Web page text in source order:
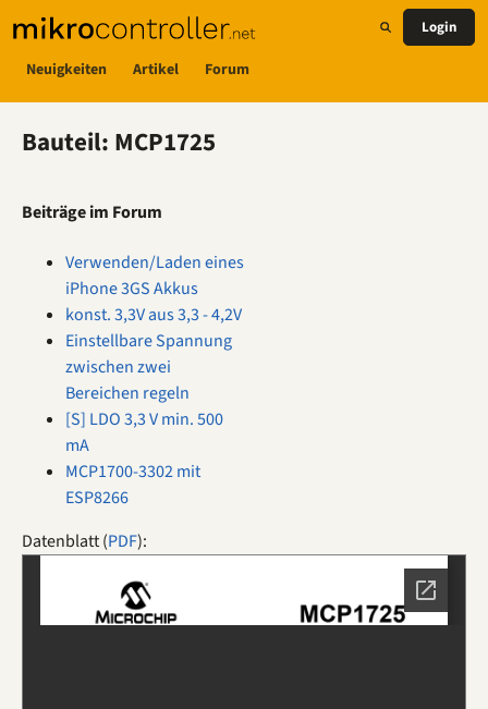
Neuigkeiten Artikel Forum
Login
Bauteil: MCP1725
Beiträge im Forum
Verwenden/Laden eines
iPhone 3GS Akkus
konst. 3,3V aus 3,3 - 4,2V
Einstellbare Spannung
zwischen zwei
Bereichen regeln
[S] LDO 3,3 V min. 500
mA
MCP1700-3302 mit
ESP8266
Datenblatt (PDF):